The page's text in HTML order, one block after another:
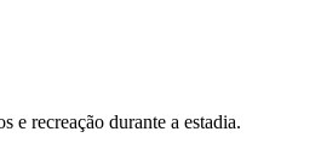
e recreação durante a estadia.